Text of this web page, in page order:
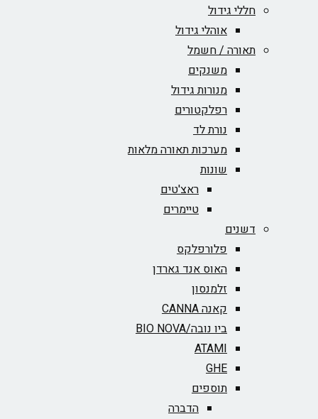
חללי גידול
אוהלי גידול
תאורה / חשמל
משנקים
מנורות גידול
רפלקטורים
נורת לד
מערכות תאורה מלאות
שונות
ראצ'טים
טיימרים
דשנים
פלורפלקס
האוס אנד גארדן
זלמנסון
קאנה CANNA
ביו נובה/BIO NOVA‏
ATAMI
GHE
תוספים
הדברה